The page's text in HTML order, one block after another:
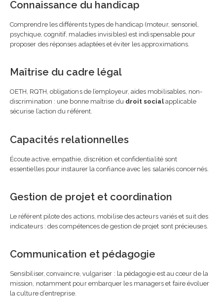
Connaissance du handicap
Comprendre les différents types de handicap (moteur, sensoriel,
psychique, cognitif, maladies invisibles) est indispensable pour
proposer des réponses adaptées et éviter les approximations.
Maîtrise du cadre légal
OETH, RQTH, obligations de l’employeur, aides mobilisables, non-
discrimination : une bonne maîtrise du droit socialapplicable
sécurise l’action du référent.
Capacités relationnelles
Écoute active, empathie, discrétion et confidentialité sont
essentielles pour instaurer la confiance avec les salariés concernés.
Gestion de projet et coordination
Le référent pilote des actions, mobilise des acteurs variés et suit des
indicateurs : des compétences de gestion de projet sont précieuses.
Communication et pédagogie
Sensibiliser, convaincre, vulgariser : la pédagogie est au cœur de la
mission, notamment pour embarquer les managers et faire évoluer
la culture d’entreprise.